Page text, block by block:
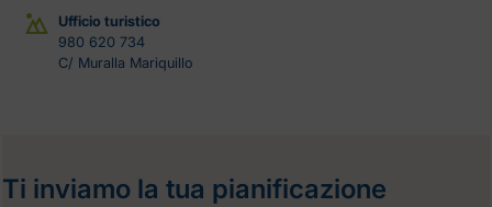
Ufficio turistico
980 620 734
C/ Muralla Mariquillo
Ti inviamo la tua pianificazione